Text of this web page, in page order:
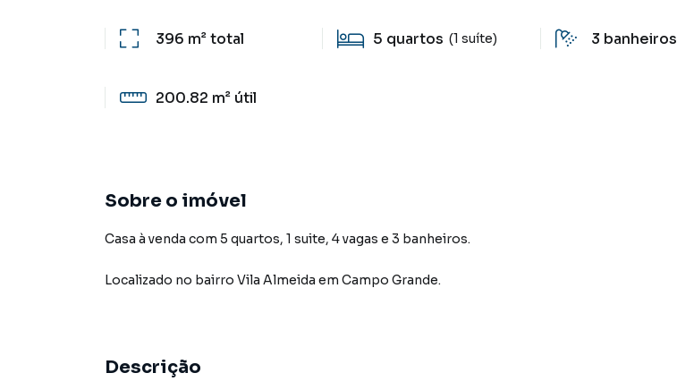
396 m²total 5 quartos (1 suíte) 3 banheiros
200.82 m² útil
Sobre o imóvel
Casa à venda com 5 quartos, 1 suite, 4 vagas e 3 banheiros.
Localizado no bairro Vila Almeida em Campo Grande.
Descrição